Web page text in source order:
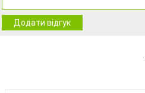
Додати відгук